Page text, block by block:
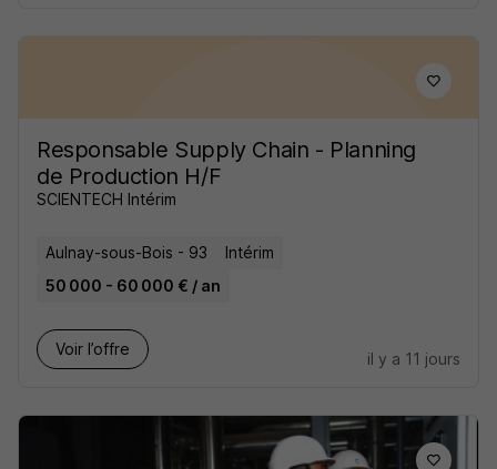
Responsable Supply Chain - Planning
de Production H/F
SCIENTECH Intérim
Aulnay-sous-Bois - 93
Intérim
50 000 - 60 000 € / an
Voir l’offre
il y a 11 jours